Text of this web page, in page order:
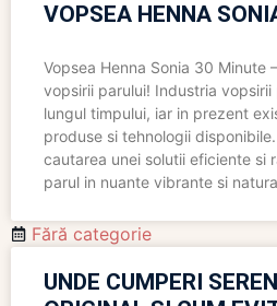
VOPSEA HENNA
Vopsea Henna Sonia 30 Minute
vopsirii parului! Industria
lungul timpului, iar in prezent
produse si tehnologii
cautarea unei solutii eficiente si
parul in nuante vibrante si
Fără categorie
UNDE CUMPERI